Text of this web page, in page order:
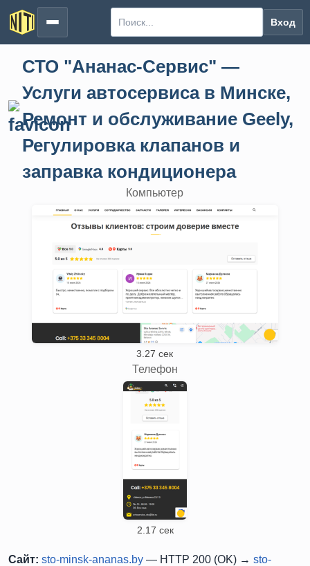
Вход
СТО "Ананас-Сервис" —
Услуги автосервиса в Минске,
Ремонт и обслуживание Geely,
Регулировка клапанов и
заправка кондиционера
Компьютер
3.27 сек
Телефон
2.17 сек
Сайт: sto-minsk-ananas.by — HTTP 200 (OK) → sto-